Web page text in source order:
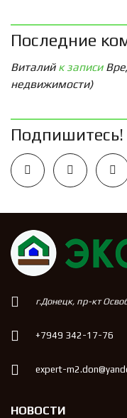
Последние
Виталийк записи
недвижимости)
Подпишитесь!
г.Донецк, пр-кт
+7949 342-17-76
expert-
НОВОСТИ